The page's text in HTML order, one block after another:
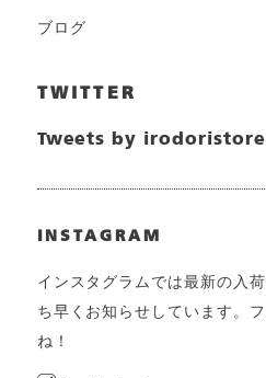
ブログ
TWITTER
Tweets by irodoristore
INSTAGRAM
インスタグラムでは最新の入
ち早くお知らせしています。
ね！